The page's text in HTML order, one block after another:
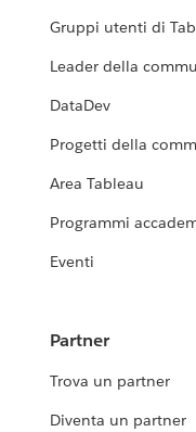
Gruppi utenti di
Leader della
DataDev
Progetti della
Area Tableau
Programmi
Eventi
Partner
Trova un partner
Diventa un partner